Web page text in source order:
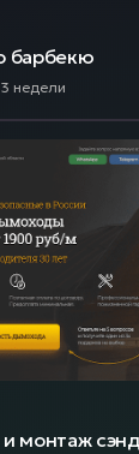
барбекю
недели
и монтаж